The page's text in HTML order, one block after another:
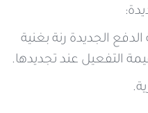
الجديدة رنة بغنية
التفعيل عند تجديدها.